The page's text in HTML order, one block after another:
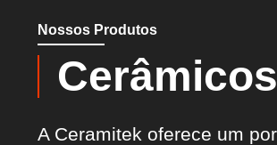
Nossos Produtos
Cerâmicos
A Ceramitek oferece um